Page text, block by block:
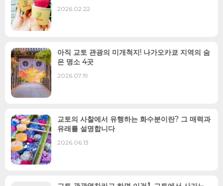
2026.02.22
아직 교토 관광의 미개척지! 나가오카쿄 지역의 숨
은 명소 4곳
2026.07.19
교토의 사찰에서 유행하는 화수분이란? 그 매력과
유래를 설명합니다
2026.06.13